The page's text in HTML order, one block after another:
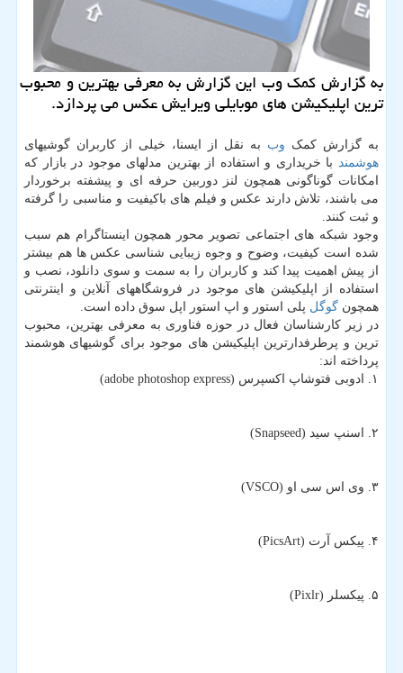
به گزارش كمك وب این گزارش به معرفی بهترین و محبوب
ترین اپلیكیشن های موبایلی ویرایش عكس می پردازد.
به گزارش کمک وب به نقل از ایسنا، خیلی از کاربران گوشیهای
هوشمند با خریداری و استفاده از بهترین مدلهای موجود در بازار که
امکانات گوناگونی همچون لنز دوربین حرفه ای و پیشفته برخوردار
می باشند، تلاش دارند عکس و فیلم های باکیفیت و مناسبی را گرفته
و ثبت کنند.
وجود شبکه های اجتماعی تصویر محور همچون اینستاگرام هم سبب
شده است کیفیت، وضوح و وجوه زیبایی شناسی عکس ها هم بیشتر
از پیش اهمیت پیدا کند و کاربران را به سمت و سوی دانلود، نصب و
استفاده از اپلیکیشن های موجود در فروشگاههای آنلاین و اینترنتی
همچون گوگل پلی استور و اپ استور اپل سوق داده است.
در زیر کارشناسان فعال در حوزه فناوری به معرفی بهترین، محبوب
ترین و پرطرفدارترین اپلیکیشن های موجود برای گوشیهای هوشمند
پرداخته اند:
۱. ادوبی فتوشاپ اکسپرس (adobe photoshop express)
۲. اسنپ سید (Snapseed)
۳. وی اس سی او (VSCO)
۴. پیکس آرت (PicsArt)
۵. پیکسلر (Pixlr)